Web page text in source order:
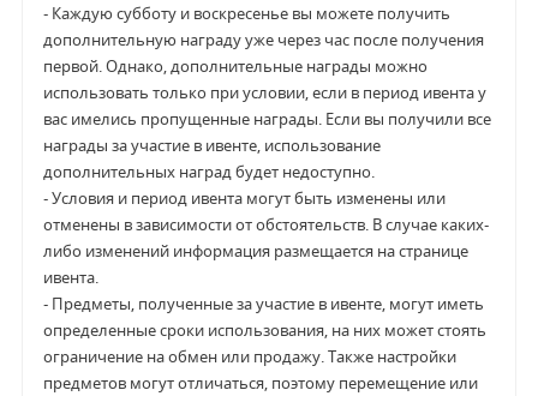
- Каждую субботу и воскресенье вы можете получить
дополнительную награду уже через час после получения
первой. Однако, дополнительные награды можно
использовать только при условии, если в период ивента у
вас имелись пропущенные награды. Если вы получили все
награды за участие в ивенте, использование
дополнительных наград будет недоступно.
- Условия и период ивента могут быть изменены или
отменены в зависимости от обстоятельств. В случае каких-
либо изменений информация размещается на странице
ивента.
- Предметы, полученные за участие в ивенте, могут иметь
определенные сроки использования, на них может стоять
ограничение на обмен или продажу. Также настройки
предметов могут отличаться, поэтому перемещение или